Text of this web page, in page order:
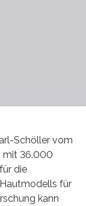
Schöller vom
mit 36.000
die
für
kann